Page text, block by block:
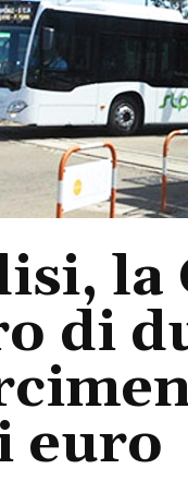
la
di
euro